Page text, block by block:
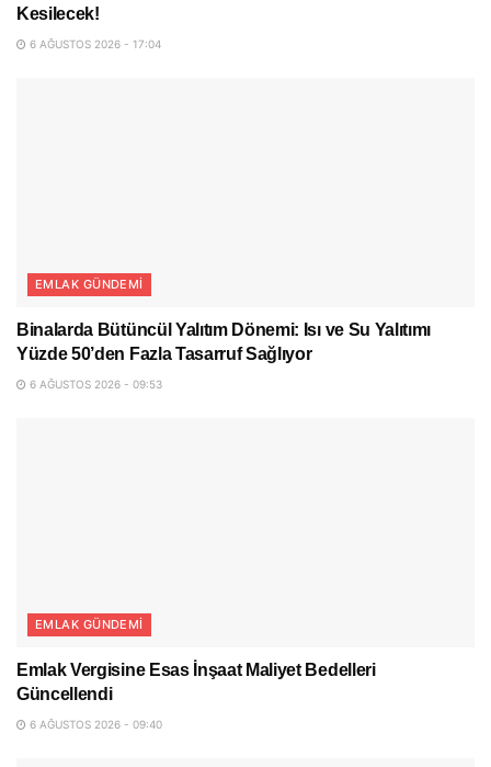
Kesilecek!
6 AĞUSTOS 2026 - 17:04
EMLAK GÜNDEMI
Binalarda Bütüncül Yalıtım Dönemi: Isı ve Su Yalıtımı
Yüzde 50’den Fazla Tasarruf Sağlıyor
6 AĞUSTOS 2026 - 09:53
EMLAK GÜNDEMI
Emlak Vergisine Esas İnşaat Maliyet Bedelleri
Güncellendi
6 AĞUSTOS 2026 - 09:40